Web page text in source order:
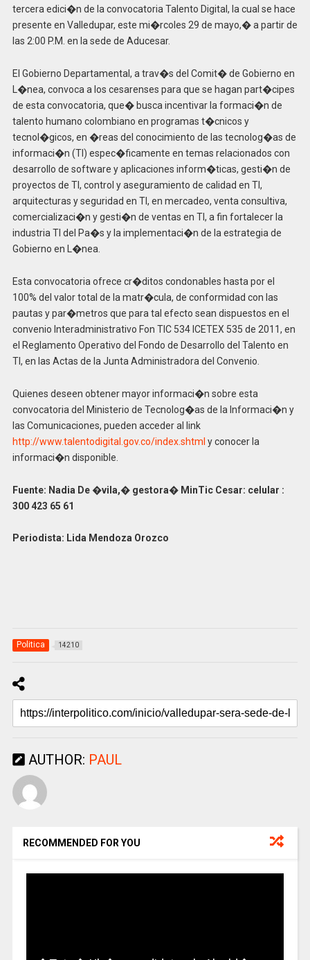
tercera edici�n de la convocatoria Talento Digital, la cual se hace
presente en Valledupar, este mi�rcoles 29 de mayo,� a partir de
las 2:00 P.M. en la sede de Aducesar.
El Gobierno Departamental, a trav�s del Comit� de Gobierno en
L�nea, convoca a los cesarenses para que se hagan part�cipes
de esta convocatoria, que� busca incentivar la formaci�n de
talento humano colombiano en programas t�cnicos y
tecnol�gicos, en �reas del conocimiento de las tecnolog�as de
informaci�n (TI) espec�ficamente en temas relacionados con
desarrollo de software y aplicaciones inform�ticas, gesti�n de
proyectos de TI, control y aseguramiento de calidad en TI,
arquitecturas y seguridad en TI, en mercadeo, venta consultiva,
comercializaci�n y gesti�n de ventas en TI, a fin fortalecer la
industria TI del Pa�s y la implementaci�n de la estrategia de
Gobierno en L�nea.
Esta convocatoria ofrece cr�ditos condonables hasta por el
100% del valor total de la matr�cula, de conformidad con las
pautas y par�metros que para tal efecto sean dispuestos en el
convenio Interadministrativo Fon TIC 534 ICETEX 535 de 2011, en
el Reglamento Operativo del Fondo de Desarrollo del Talento en
TI, en las Actas de la Junta Administradora del Convenio.
Quienes deseen obtener mayor informaci�n sobre esta
convocatoria del Ministerio de Tecnolog�as de la Informaci�n y
las Comunicaciones, pueden acceder al link
http://www.talentodigital.gov.co/index.shtml y conocer la
informaci�n disponible.
Fuente: Nadia De �vila,� gestora� MinTic Cesar: celular :
300 423 65 61
Periodista: Lida Mendoza Orozco
Politica 14210
AUTHOR: PAUL
RECOMMENDED FOR YOU